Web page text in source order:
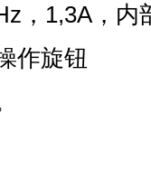
，1,3A，内
作旋钮